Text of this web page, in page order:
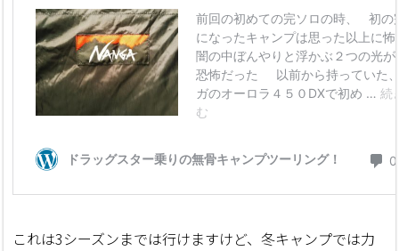
これは3シーズンまでは行けますけど、冬キャンプでは力